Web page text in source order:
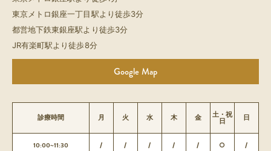
東京メトロ銀座一丁目駅より徒歩3分
都営地下鉄東銀座駅より徒歩3分
JR有楽町駅より徒歩8分
Google Map
診療時間 月 火 水 木 金 土・祝
日 日
10:00~11:30 / / / / / ○ /